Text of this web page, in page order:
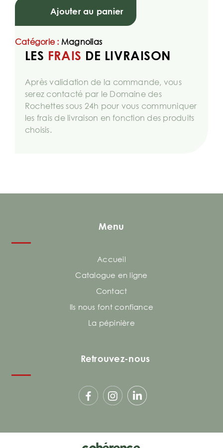
Ajouter au panier
Catégorie : Magnolias
LES FRAIS DE LIVRAISON
Après validation de la commande, vous
serez contacté par le Domaine des
Rochettes sous 24h pour vous communiquer
les frais de livraison en fonction des produits
choisis.
Menu
Accueil
Catalogue en ligne
Contact
Ils nous font confiance
La pépinière
Retrouvez-nous